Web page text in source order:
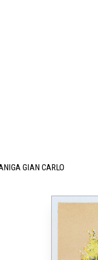
GIAN CARLO